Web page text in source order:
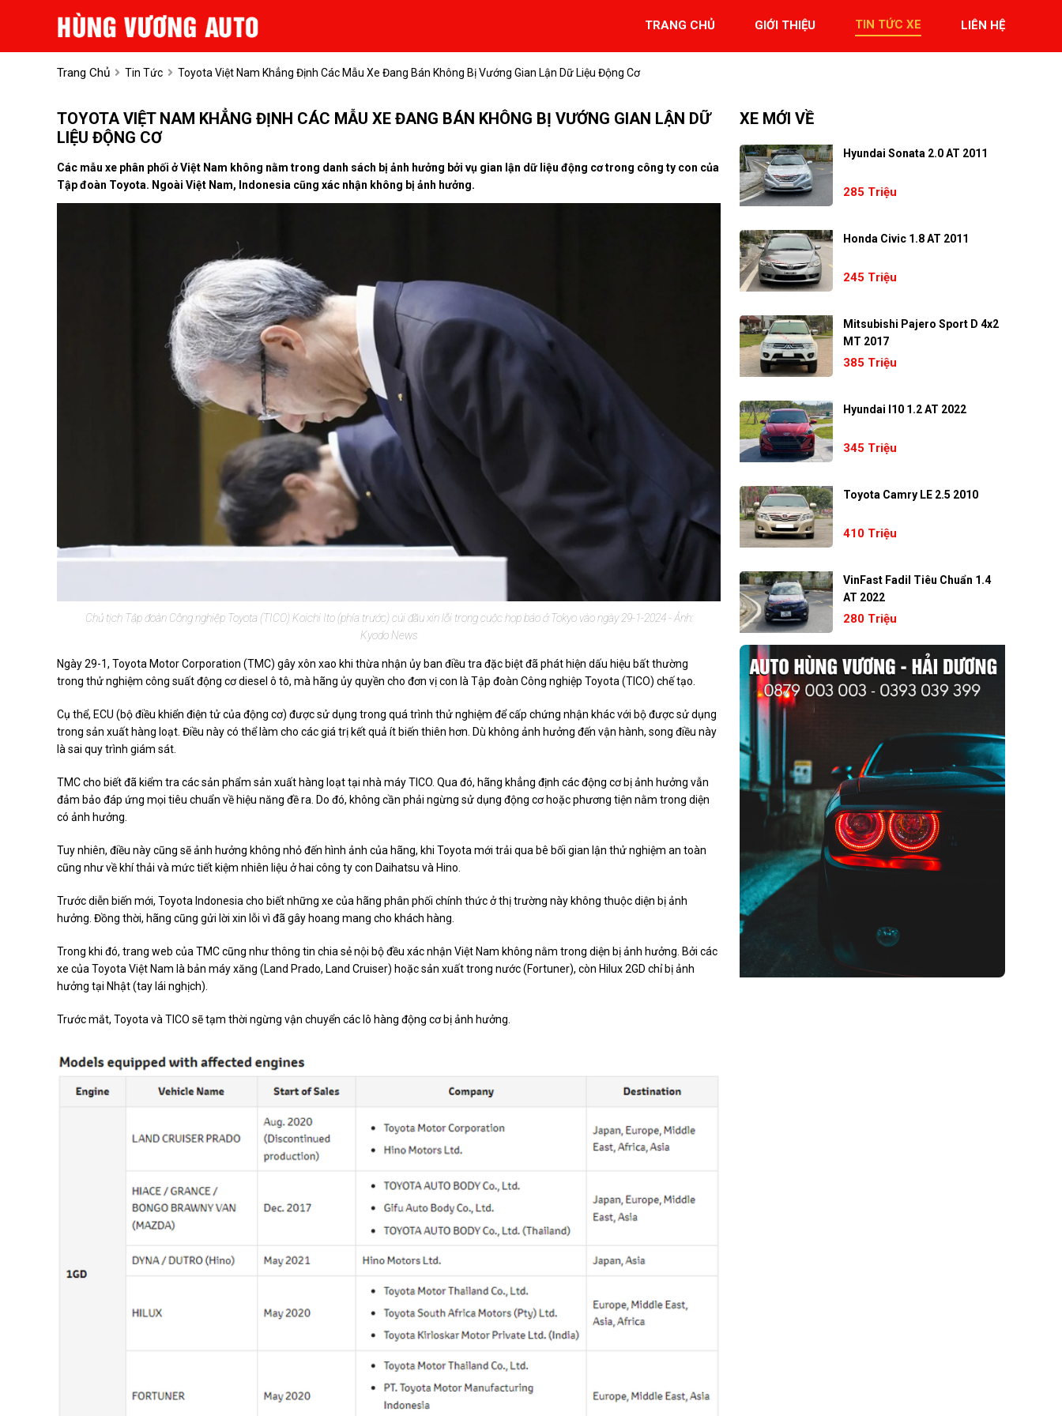
TRANG CHỦ GIỚI THIỆU TIN TỨC XE LIÊN HỆ
Trang Chủ Tin Tức Toyota Việt Nam Khẳng Định Các Mẫu Xe Đang Bán Không Bị Vướng Gian Lận Dữ Liệu Động Cơ
TOYOTA VIỆT NAM KHẲNG ĐỊNH CÁC MẪU XE ĐANG BÁN KHÔNG BỊ VƯỚNG GIAN LẬN DỮ
LIỆU ĐỘNG CƠ
Các mẫu xe phân phối ở Việt Nam không nằm trong danh sách bị ảnh hưởng bởi vụ gian lận dữ liệu động cơ trong công ty con của
Tập đoàn Toyota. Ngoài Việt Nam, Indonesia cũng xác nhận không bị ảnh hưởng.
Chủ tịch Tập đoàn Công nghiệp Toyota (TICO) Koichi Ito (phía trước) cúi đầu xin lỗi trong cuộc họp báo ở Tokyo vào ngày 29-1-2024 - Ảnh:
Kyodo News
Ngày 29-1, Toyota Motor Corporation (TMC) gây xôn xao khi thừa nhận ủy ban điều tra đặc biệt đã phát hiện dấu hiệu bất thường
trong thử nghiệm công suất động cơ diesel ô tô, mà hãng ủy quyền cho đơn vị con là Tập đoàn Công nghiệp Toyota (TICO) chế tạo.
Cụ thể, ECU (bộ điều khiển điện tử của động cơ) được sử dụng trong quá trình thử nghiệm để cấp chứng nhận khác với bộ được sử dụng
trong sản xuất hàng loạt. Điều này có thể làm cho các giá trị kết quả ít biến thiên hơn. Dù không ảnh hưởng đến vận hành, song điều này
là sai quy trình giám sát.
TMC cho biết đã kiểm tra các sản phẩm sản xuất hàng loạt tại nhà máy TICO. Qua đó, hãng khẳng định các động cơ bị ảnh hưởng vẫn
đảm bảo đáp ứng mọi tiêu chuẩn về hiệu năng đề ra. Do đó, không cần phải ngừng sử dụng động cơ hoặc phương tiện nằm trong diện
có ảnh hưởng.
Tuy nhiên, điều này cũng sẽ ảnh hưởng không nhỏ đến hình ảnh của hãng, khi Toyota mới trải qua bê bối gian lận thử nghiệm an toàn
cũng như về khí thải và mức tiết kiệm nhiên liệu ở hai công ty con Daihatsu và Hino.
Trước diễn biến mới, Toyota Indonesia cho biết những xe của hãng phân phối chính thức ở thị trường này không thuộc diện bị ảnh
hưởng. Đồng thời, hãng cũng gửi lời xin lỗi vì đã gây hoang mang cho khách hàng.
Trong khi đó, trang web của TMC cũng như thông tin chia sẻ nội bộ đều xác nhận Việt Nam không nằm trong diện bị ảnh hưởng. Bởi các
xe của Toyota Việt Nam là bản máy xăng (Land Prado, Land Cruiser) hoặc sản xuất trong nước (Fortuner), còn Hilux 2GD chỉ bị ảnh
hưởng tại Nhật (tay lái nghịch).
Trước mắt, Toyota và TICO sẽ tạm thời ngừng vận chuyển các lô hàng động cơ bị ảnh hưởng.
XE MỚI VỀ
Hyundai Sonata 2.0 AT 2011
285 Triệu
Honda Civic 1.8 AT 2011
245 Triệu
Mitsubishi Pajero Sport D 4x2
MT 2017
385 Triệu
Hyundai I10 1.2 AT 2022
345 Triệu
Toyota Camry LE 2.5 2010
410 Triệu
VinFast Fadil Tiêu Chuẩn 1.4
AT 2022
280 Triệu